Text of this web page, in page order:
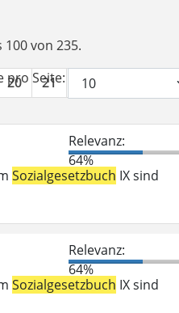
100 von 235.
20 21 22
pro Seite:
Relevanz:
64%
Sozialgesetzbuch IX sind
Relevanz:
64%
Sozialgesetzbuch IX sind